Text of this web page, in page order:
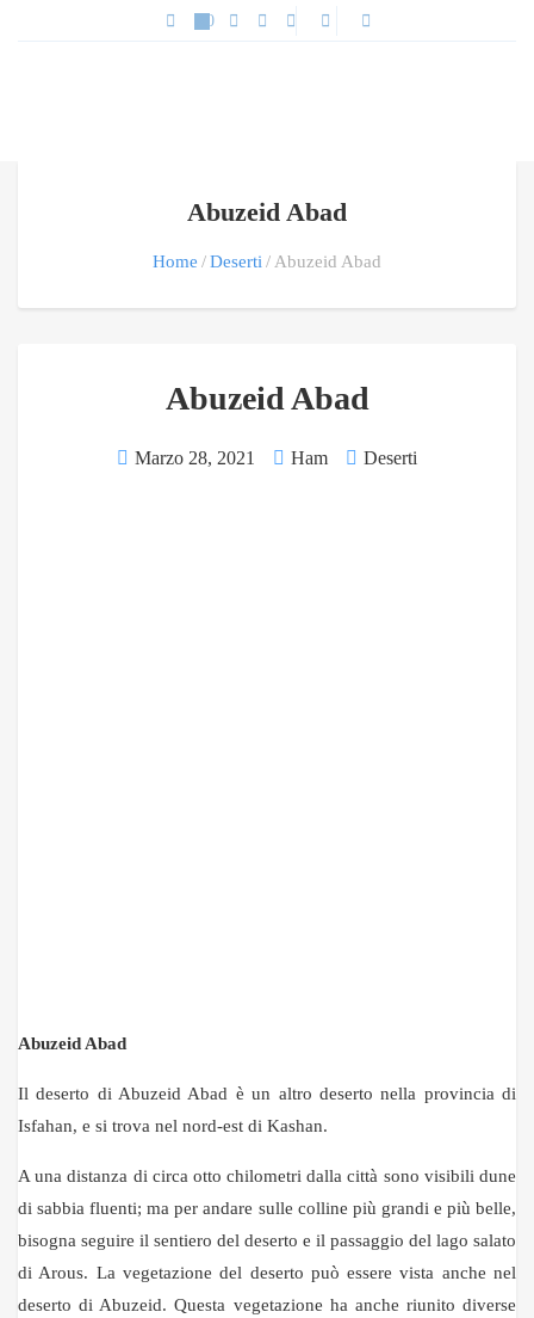
Abuzeid Abad
Home Deserti Abuzeid Abad
Abuzeid Abad
Marzo 28, 2021 Ham Deserti
Abuzeid Abad
Il deserto di Abuzeid Abad è un altro deserto nella provincia di
Isfahan, e si trova nel nord-est di Kashan.
A una distanza di circa otto chilometri dalla città sono visibili dune
di sabbia fluenti; ma per andare sulle colline più grandi e più belle,
bisogna seguire il sentiero del deserto e il passaggio del lago salato
di Arous. La vegetazione del deserto può essere vista anche nel
deserto di Abuzeid. Questa vegetazione ha anche riunito diverse